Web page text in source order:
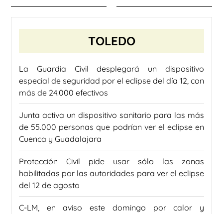
TOLEDO
La Guardia Civil desplegará un dispositivo
especial de seguridad por el eclipse del día 12, con
más de 24.000 efectivos
Junta activa un dispositivo sanitario para las más
de 55.000 personas que podrían ver el eclipse en
Cuenca y Guadalajara
Protección Civil pide usar sólo las zonas
habilitadas por las autoridades para ver el eclipse
del 12 de agosto
C-LM, en aviso este domingo por calor y